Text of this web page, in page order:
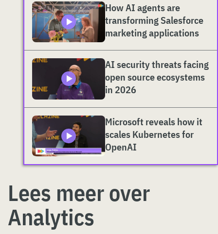
How AI agents are
transforming Salesforce
marketing applications
AI security threats facing
open source ecosystems
in 2026
Microsoft reveals how it
scales Kubernetes for
OpenAI
Lees meer over
Analytics